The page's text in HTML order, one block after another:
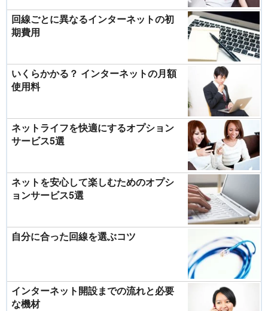
回線ごとに異なるインターネットの初
期費用
いくらかかる？ インターネットの月額
使用料
ネットライフを快適にするオプション
サービス5選
ネットを安心して楽しむためのオプシ
ョンサービス5選
自分に合った回線を選ぶコツ
インターネット開設までの流れと必要
な機材